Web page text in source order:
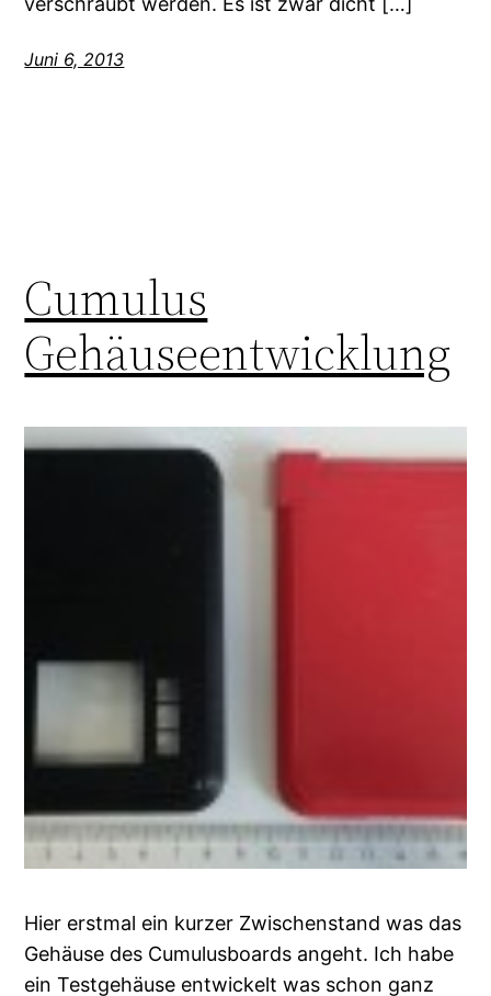
Juni 6, 2013
Cumulus
Gehäuseentwicklung
Hier erstmal ein kurzer Zwischenstand was das
Gehäuse des Cumulusboards angeht. Ich habe
ein Testgehäuse entwickelt was schon ganz